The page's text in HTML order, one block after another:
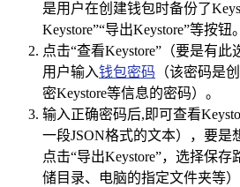
是用户在创建钱包时备份了
Keystore”“导出Keystore”等按钮。
点击“查看Keystore”（要是有
用户输入钱包密码 （该密码是
密Keystore等信息的密码）。
输入正确密码后,即可查看
一段JSON格式的文本），要是
点击“导出Keystore”，选择保
储目录、电脑的指定文件夹等